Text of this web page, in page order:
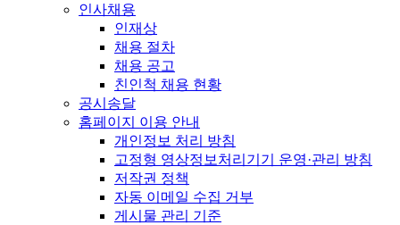
인사채용
인재상
채용 절차
채용 공고
친인척 채용 현황
공시송달
홈페이지 이용 안내
개인정보 처리 방침
고정형 영상정보처리기기 운영·관리 방침
저작권 정책
자동 이메일 수집 거부
게시물 관리 기준